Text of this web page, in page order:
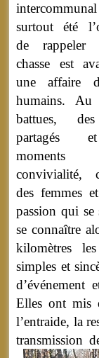
surtout été
de rappeler
chasse est
une affaire
humains.
battues,
partagés
convivialité,
des femmes
passion qui se
se connaître
kilomètres
simples et
d’événement
Elles ont mis
l’entraide, la
transmission